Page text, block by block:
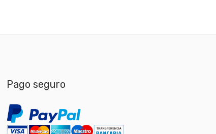
Pago seguro